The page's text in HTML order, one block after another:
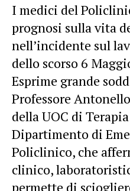
I medici del
prognosi sulla vita
nell’incidente sul
dello scorso 6
Esprime grande
Professore
della UOC di
Dipartimento di
Policlinico, che
clinico,
permette di